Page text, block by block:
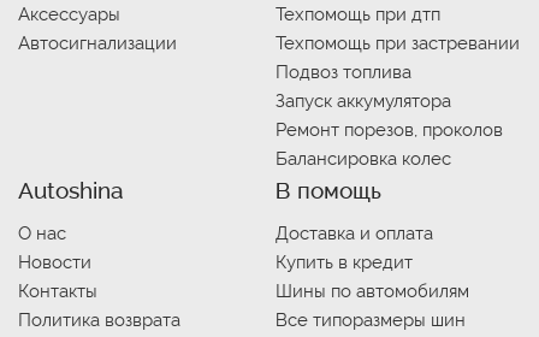
Аксессуары
Автосигнализации
Техпомощь при дтп
Техпомощь при застревании
Подвоз топлива
Запуск аккумулятора
Ремонт порезов, проколов
Балансировка колес
Autoshina
О нас
Новости
Контакты
Политика возврата
В помощь
Доставка и оплата
Купить в кредит
Шины по автомобилям
Все типоразмеры шин